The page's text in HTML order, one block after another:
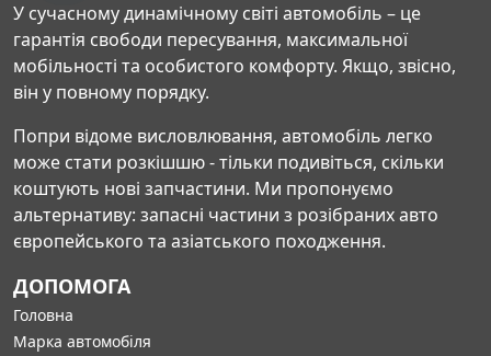
У сучасному динамічному світі автомобіль – це
гарантія свободи пересування, максимальної
мобільності та особистого комфорту. Якщо, звісно,
він у повному порядку.
Попри відоме висловлювання, автомобіль легко
може стати розкішшю - тільки подивіться, скільки
коштують нові запчастини. Ми пропонуємо
альтернативу: запасні частини з розібраних авто
європейського та азіатського походження.
ДОПОМОГА
Головна
Марка автомобіля